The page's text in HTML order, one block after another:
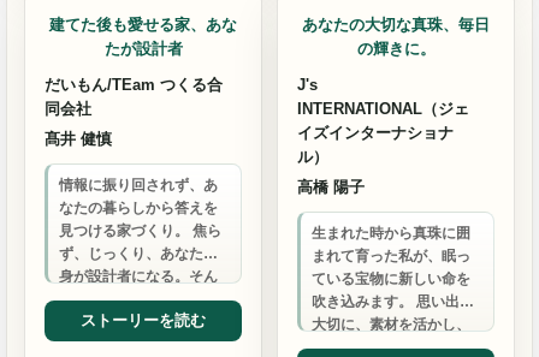
建てた後も愛せる家、あな
たが設計者
だいもん/TEam つくる合
同会社
髙井 健慎
情報に振り回されず、あ
なたの暮らしから答えを
見つける家づくり。 焦ら
ず、じっくり、あなた自
身が設計者になる。そん
な新しい選択肢を提案し
ます。ストーリーを読む
あなたの大切な真珠、毎日
の輝きに。
J's
INTERNATIONAL（ジェ
イズインターナショナ
ル）
高橋 陽子
生まれた時から真珠に囲
まれて育った私が、眠っ
ている宝物に新しい命を
吹き込みます。 思い出を
大切に、素材を活かし、
あなたらしいジュエリー